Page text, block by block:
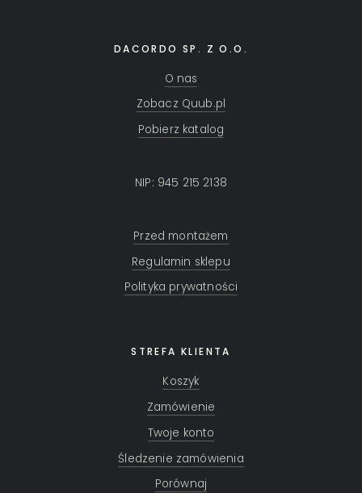
DACORDO SP. Z O.O.
O nas
Zobacz Quub.pl
Pobierz katalog
NIP: 945 215 2138
Przed montażem
Regulamin sklepu
Polityka prywatności
STREFA KLIENTA
Koszyk
Zamówienie
Twoje konto
Śledzenie zamówienia
Porównaj